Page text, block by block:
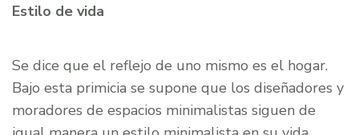
Estilo de vida
Se dice que el reflejo de uno mismo es el hogar.
Bajo esta primicia se supone que los diseñadores y
moradores de espacios minimalistas siguen de